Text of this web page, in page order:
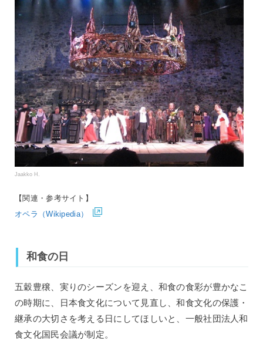
Jaakko H.
【関連・参考サイト】
オペラ（Wikipedia）
和食の日
五穀豊穣、実りのシーズンを迎え、和食の食彩が豊かなこ
の時期に、日本食文化について見直し、和食文化の保護・
継承の大切さを考える日にしてほしいと、一般社団法人和
食文化国民会議が制定。